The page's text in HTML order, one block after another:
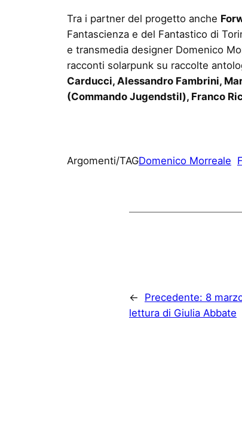
Tra i partner del progetto anche
Fantascienza e del Fantastico di
e transmedia designer Domenico
racconti solarpunk su raccolte
Carducci, Alessandro Fambrini,
(Commando Jugendstil), Franco
Argomenti/TAGDomenico Morreale
← Precedente: 8
lettura di Giulia Abbate